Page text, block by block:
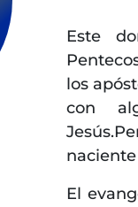
Este
los
con
El